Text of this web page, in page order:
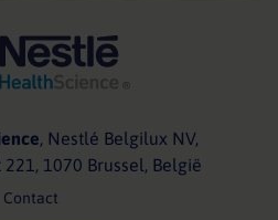
, Nestlé Belgilux NV,
1070 Brussel, België
Contact